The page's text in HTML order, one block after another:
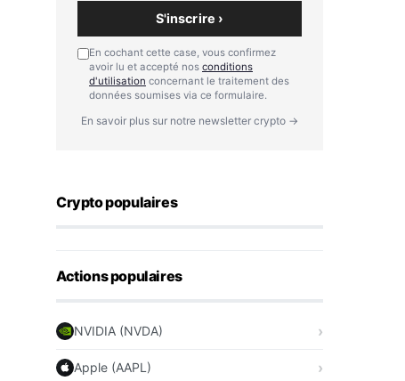
S'inscrire ›
En cochant cette case, vous confirmez
avoir lu et accepté nos conditions
d'utilisation concernant le traitement des
données soumises via ce formulaire.
En savoir plus sur notre newsletter crypto →
Crypto populaires
Actions populaires
NVIDIA (NVDA)
Apple (AAPL)